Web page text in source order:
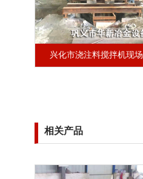
兴化市浇注料搅拌机现场
相关产品